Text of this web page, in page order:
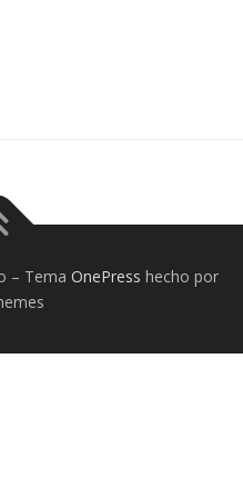
– Tema OnePress hecho por